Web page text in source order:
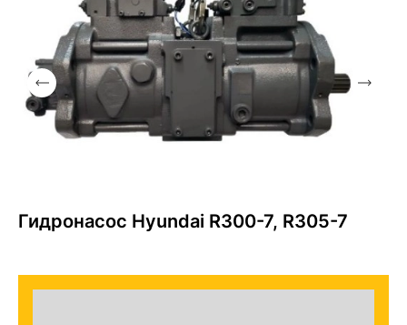
Гидронасос Hyundai R300-7, R305-7